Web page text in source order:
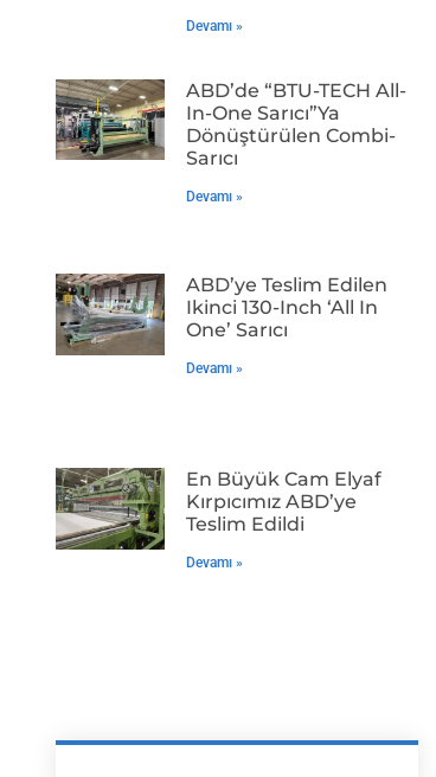
Devamı »
ABD’de “BTU-TECH All-
In-One Sarıcı”ya
Dönüştürülen Combi-
Sarıcı
Devamı »
ABD’ye Teslim Edilen
Ikinci 130-Inch ‘All In
One’ Sarıcı
Devamı »
En Büyük Cam Elyaf
Kırpıcımız ABD’ye
Teslim Edildi
Devamı »